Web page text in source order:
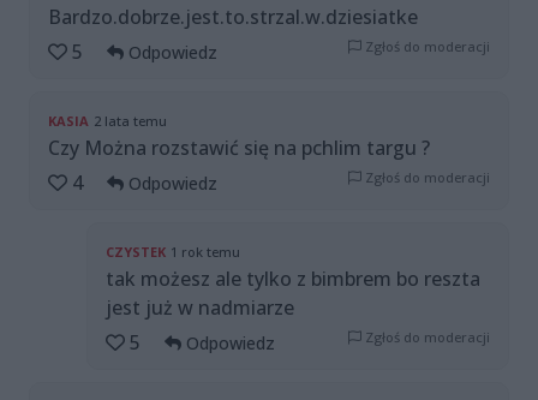
Bardzo.dobrze.jest.to.strzal.w.dziesiatke
5
Odpowiedz Zgłoś do moderacji
KASIA 2 lata temu
Czy Można rozstawić się na pchlim targu ?
4
Odpowiedz Zgłoś do moderacji
CZYSTEK 1 rok temu
tak możesz ale tylko z bimbrem bo reszta
jest już w nadmiarze
5
Odpowiedz Zgłoś do moderacji